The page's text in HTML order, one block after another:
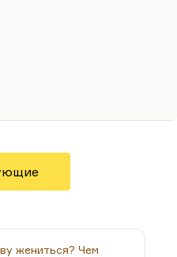
это наглядная
бочки снять
превратится вот в
у вас не будет царя,
в кровавую кашу.
иначе вы при первом
понять «Тихий Дон»
авторитарной власти.
жениться? Чем